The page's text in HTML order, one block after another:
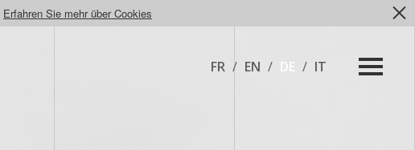
Erfahren Sie mehr über Cookies
FR / EN / DE / IT